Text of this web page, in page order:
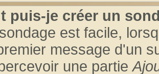
puis-je créer un
est facile,
message d'un
une partie